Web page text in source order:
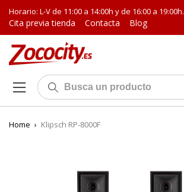
Horario: L-V de 11:00 a 14:00h y de 16:00 a 19:00h.
Cita previa tienda Contacta Blog
Home › Klipsch RP-8000F